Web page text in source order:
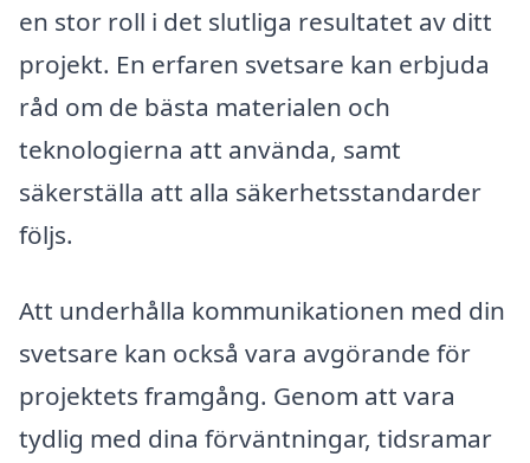
en stor roll i det slutliga resultatet av ditt
projekt. En erfaren svetsare kan erbjuda
råd om de bästa materialen och
teknologierna att använda, samt
säkerställa att alla säkerhetsstandarder
följs.
Att underhålla kommunikationen med din
svetsare kan också vara avgörande för
projektets framgång. Genom att vara
tydlig med dina förväntningar, tidsramar